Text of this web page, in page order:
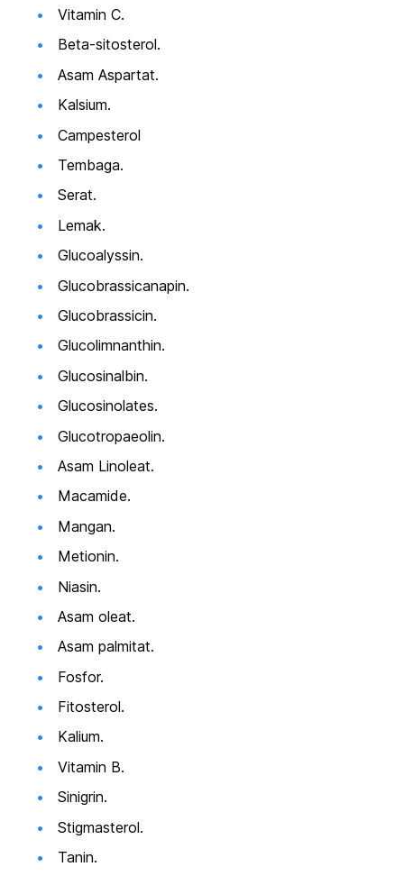
Vitamin C.
Beta-sitosterol.
Asam Aspartat.
Kalsium.
Campesterol
Tembaga.
Serat.
Lemak.
Glucoalyssin.
Glucobrassicanapin.
Glucobrassicin.
Glucolimnanthin.
Glucosinalbin.
Glucosinolates.
Glucotropaeolin.
Asam Linoleat.
Macamide.
Mangan.
Metionin.
Niasin.
Asam oleat.
Asam palmitat.
Fosfor.
Fitosterol.
Kalium.
Vitamin B.
Sinigrin.
Stigmasterol.
Tanin.